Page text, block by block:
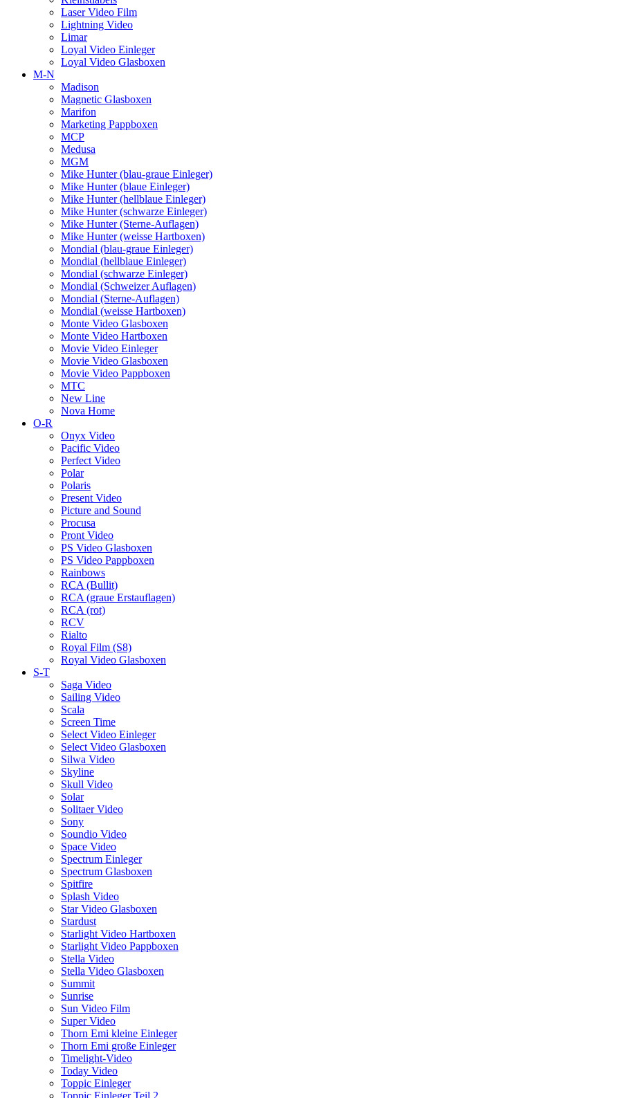
Laser Video Film
Lightning Video
Limar
Loyal Video Einleger
Loyal Video Glasboxen
M-N
Madison
Magnetic Glasboxen
Marifon
Marketing Pappboxen
MCP
Medusa
MGM
Mike Hunter (blau-graue Einleger)
Mike Hunter (blaue Einleger)
Mike Hunter (hellblaue Einleger)
Mike Hunter (schwarze Einleger)
Mike Hunter (Sterne-Auflagen)
Mike Hunter (weisse Hartboxen)
Mondial (blau-graue Einleger)
Mondial (hellblaue Einleger)
Mondial (schwarze Einleger)
Mondial (Schweizer Auflagen)
Mondial (Sterne-Auflagen)
Mondial (weisse Hartboxen)
Monte Video Glasboxen
Monte Video Hartboxen
Movie Video Einleger
Movie Video Glasboxen
Movie Video Pappboxen
MTC
New Line
Nova Home
O-R
Onyx Video
Pacific Video
Perfect Video
Polar
Polaris
Present Video
Picture and Sound
Procusa
Pront Video
PS Video Glasboxen
PS Video Pappboxen
Rainbows
RCA (Bullit)
RCA (graue Erstauflagen)
RCA (rot)
RCV
Rialto
Royal Film (S8)
Royal Video Glasboxen
S-T
Saga Video
Sailing Video
Scala
Screen Time
Select Video Einleger
Select Video Glasboxen
Silwa Video
Skyline
Skull Video
Solar
Solitaer Video
Sony
Soundio Video
Space Video
Spectrum Einleger
Spectrum Glasboxen
Spitfire
Splash Video
Star Video Glasboxen
Stardust
Starlight Video Hartboxen
Starlight Video Pappboxen
Stella Video
Stella Video Glasboxen
Summit
Sunrise
Sun Video Film
Super Video
Thorn Emi kleine Einleger
Thorn Emi große Einleger
Timelight-Video
Today Video
Toppic Einleger
Toppic Einleger Teil 2